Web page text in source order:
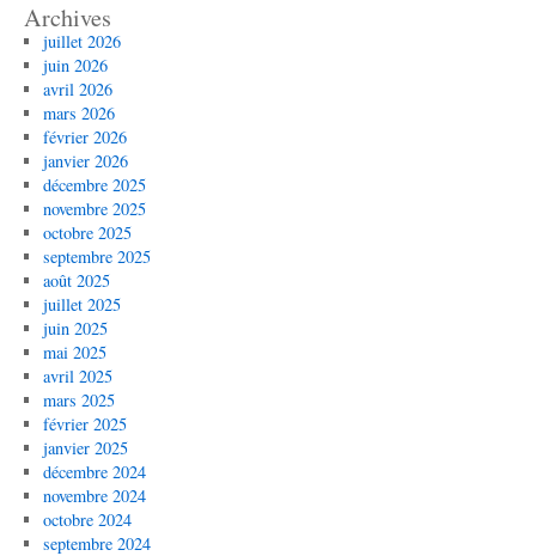
Archives
juillet 2026
juin 2026
avril 2026
mars 2026
février 2026
janvier 2026
décembre 2025
novembre 2025
octobre 2025
septembre 2025
août 2025
juillet 2025
juin 2025
mai 2025
avril 2025
mars 2025
février 2025
janvier 2025
décembre 2024
novembre 2024
octobre 2024
septembre 2024